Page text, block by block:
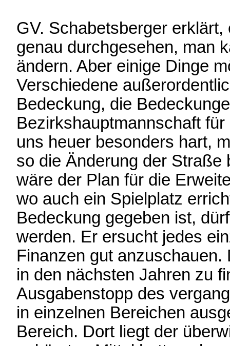
GV. Schabetsberger
genau durchgesehen, man
ändern. Aber einige Dinge
Verschiedene
Bedeckung, die
Bezirkshauptmannschaft
uns heuer besonders hart,
so die Änderung der Straße
wäre der Plan für die
wo auch ein Spielplatz
Bedeckung gegeben ist,
werden. Er ersucht jedes
Finanzen gut
in den nächsten Jahren zu
Ausgabenstopp des
in einzelnen Bereichen
Bereich. Dort liegt der